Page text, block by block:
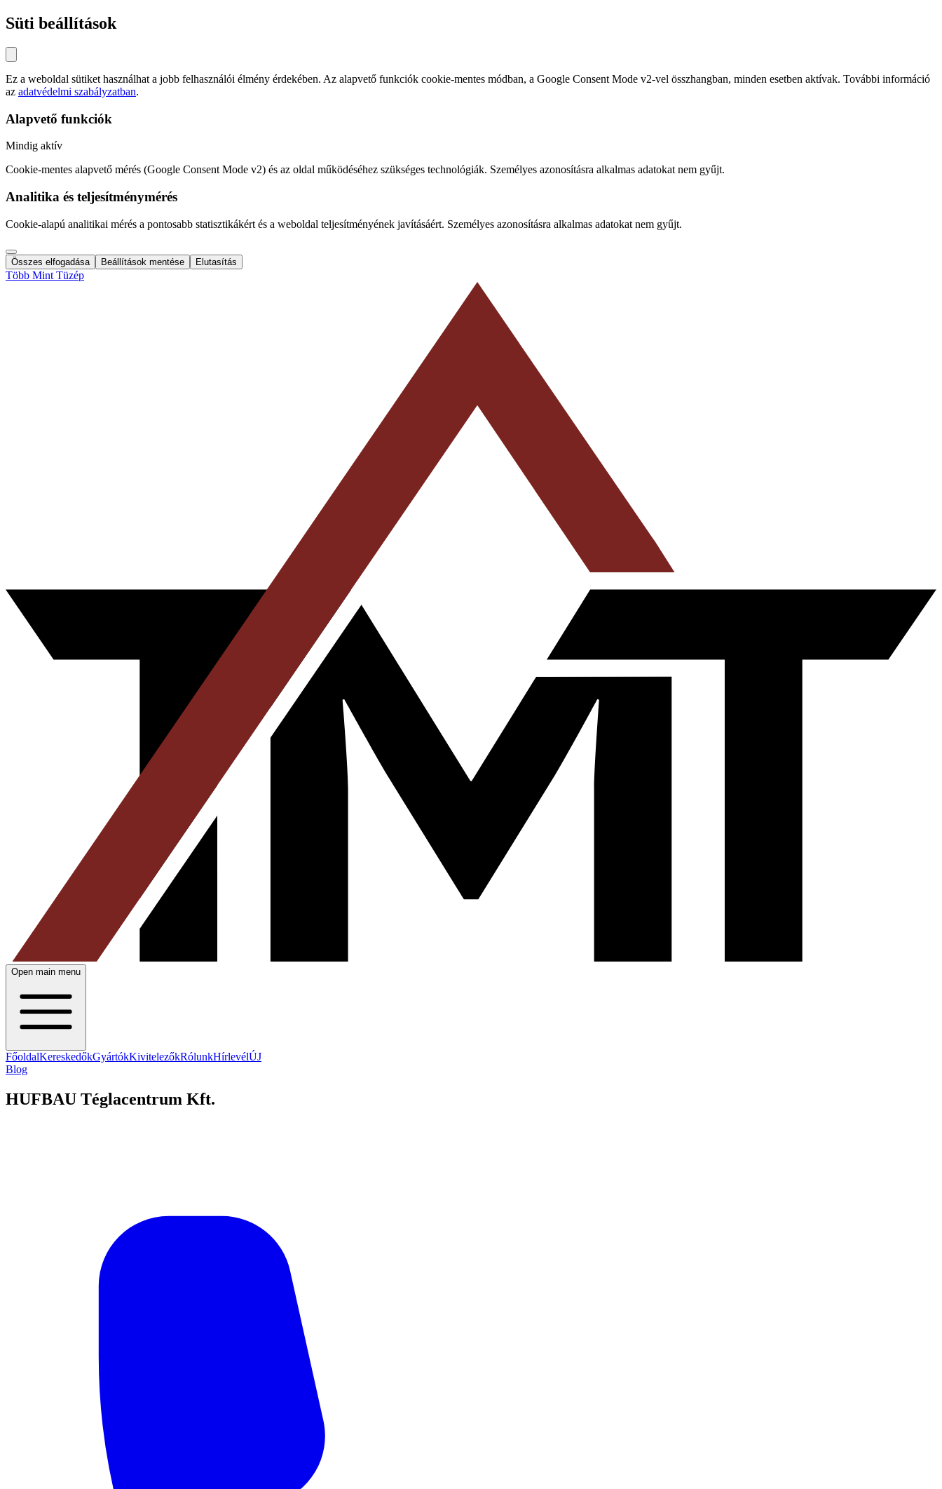
Süti beállítások
Ez a weboldal sütiket használhat a jobb felhasználói élmény érdekében. Az alapvető funkciók cookie-mentes módban, a Google Consent Mode v2-vel összhangban, minden esetben aktívak. További információ
az adatvédelmi szabályzatban.
Alapvető funkciók
Mindig aktív
Cookie-mentes alapvető mérés (Google Consent Mode v2) és az oldal működéséhez szükséges technológiák. Személyes azonosításra alkalmas adatokat nem gyűjt.
Analitika és teljesítménymérés
Cookie-alapú analitikai mérés a pontosabb statisztikákért és a weboldal teljesítményének javításáért. Személyes azonosításra alkalmas adatokat nem gyűjt.
Összes elfogadása Beállítások mentése Elutasítás
Több Mint Tüzép
Open main menu
FőoldalKereskedőkGyártókKivitelezőkRólunkHírlevélÚJ
Blog
HUFBAU Téglacentrum Kft.